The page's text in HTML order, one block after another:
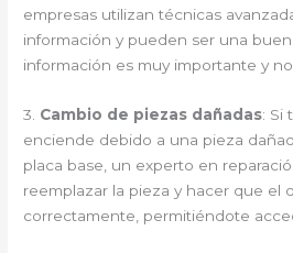
empresas utilizan técnicas
información y pueden ser una
información es muy importante y
3. Cambio de piezas dañadas: Si
enciende debido a una pieza
placa base, un experto en
reemplazar la pieza y hacer que el
correctamente, permitiéndote